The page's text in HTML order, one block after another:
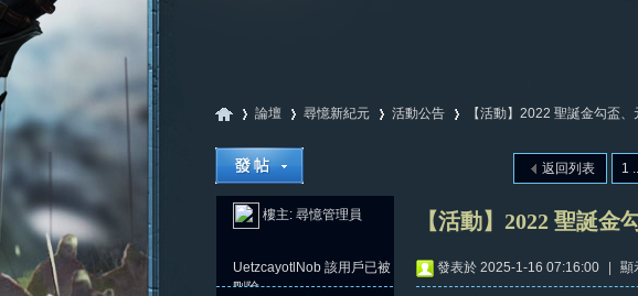
»
論壇
›
尋憶新紀元 活動公告
›
【活動】2022 聖誕金勾盃、
1
返回列表
樓主: 尋憶管理員 【活動】2022 聖誕金
UetzcayotlNob 該用戶已被
刪除
發表於 2025-1-16 07:16:00 顯